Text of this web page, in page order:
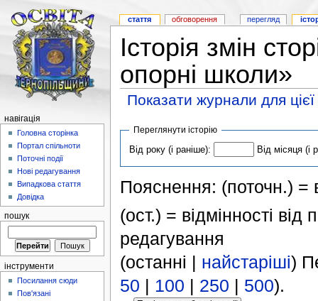
Історія змін
опорні школи»
Показати журнали для цієї
Переглянути історію
Від року (і раніше): Від місяця (і
Пояснення: (поточн.) =
(ост.) = відмінності від
редагування
(останні | найстаріші)
50 | 100 | 250 | 500).
стаття обговорення перегляд
навігація
Головна сторінка
Портал спільноти
Поточні події
Нові редагування
Випадкова стаття
Довідка
пошук
інструменти
Посилання сюди
Пов'язані